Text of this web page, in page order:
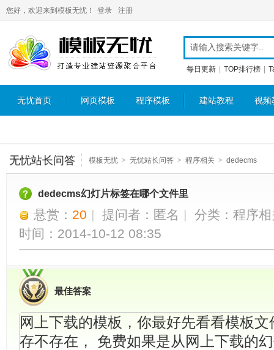
您好，欢迎来到模板无忧！ 登录 注册
每日更新 TOP排行榜
无忧首页 网页模板 程序模板 建站教程 视频
无忧站长问答 模板无忧 > 无忧站长问答 > 程序相关 > dedecms
dedecms幻灯片标签在哪个文件里
悬赏： 20 | 提问者：匿名 | 分类： 程序
时间：2014-10-12 08:35
最佳答案
网上下载的模板，你最好先看看模板
存不存在， 免费如果是从网上下载的